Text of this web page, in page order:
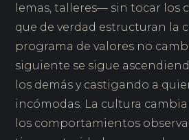
lemas, talleres— sin tocar
que de verdad estructuran la
programa de valores no
siguiente se sigue
los demás y castigando a
incómodas. La cultura
los comportamientos